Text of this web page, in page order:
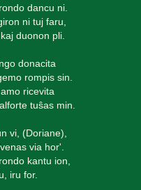
dancu ni.
ni tuj faru,
duonon pli.
donacita
rompis sin.
ricevita
tuŝas min.
vi, (Doriane),
via hor'.
kantu ion,
iru for.